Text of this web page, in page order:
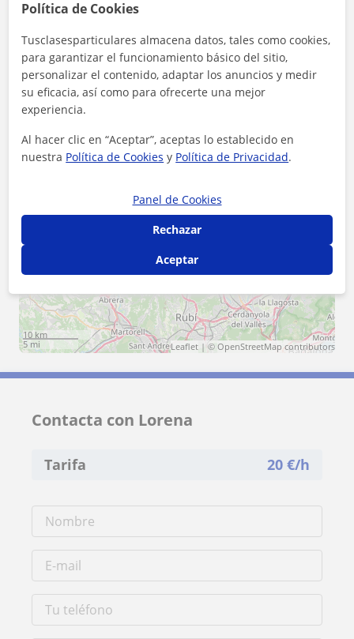
Zona de Lorena
Localidades a las que se desplaza para dar clase
Sant Cugat del Vallès
Matadepera
Terrassa
Barberà del Vallès
Badia del Vallès
+ −
10 km
5 mi
Leaflet | © OpenStreetMap contributors
Contacta con Lorena
Tarifa 20 €/h
Política de Cookies
Tusclasesparticulares almacena datos, tales como cookies,
para garantizar el funcionamiento básico del sitio,
personalizar el contenido, adaptar los anuncios y medir
su eficacia, así como para ofrecerte una mejor
experiencia.
Al hacer clic en “Aceptar”, aceptas lo establecido en
nuestra Política de Cookies y Política de Privacidad.
Panel de Cookies
Rechazar
Aceptar